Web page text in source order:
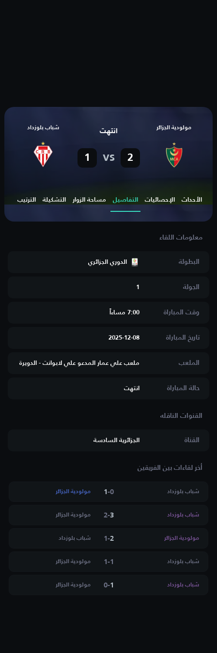
مولودية الجزائر انتهت
2
vs
1
شباب بلوزداد
الأحداث الإحصائيات التفاصيل مساحة الزوار التشكيلة الترتيب
البطولة الدوري الجزائري
الجولة 1
وقت المباراة 7:00 مساءاََ
تاريخ المباراة 2025-12-08
الملعب ملعب علي عمار المدعو علي لابوانت - الدويرة
حالة المباراة انتهت
القناة الجزائرية السادسة
أخر لقاءات بين الفريقين
شباب بلوزداد 0
-
1 مولودية الجزائر
شباب بلوزداد 3
-
2 مولودية الجزائر
مولودية الجزائر 2
-
1 شباب بلوزداد
شباب بلوزداد 1
-
1 مولودية الجزائر
شباب بلوزداد 1
-
0 مولودية الجزائر